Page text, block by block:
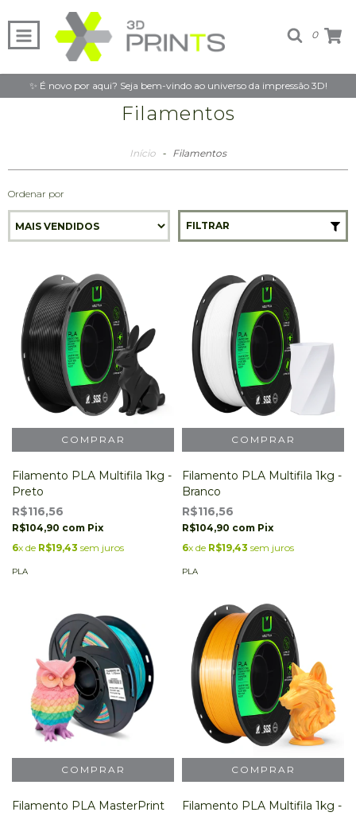
0
✨ É novo por aqui? Seja bem-vindo ao universo da impressão 3D!
Filamentos
Início - Filamentos
Ordenar por
FILTRAR
Filamento PLA Multifila 1kg -
Preto
R$116,56
R$104,90 com Pix
6x de R$19,43 sem juros
PLA
Filamento PLA Multifila 1kg -
Branco
R$116,56
R$104,90 com Pix
6x de R$19,43 sem juros
PLA
Filamento PLA MasterPrint
Filamento PLA Multifila 1kg -